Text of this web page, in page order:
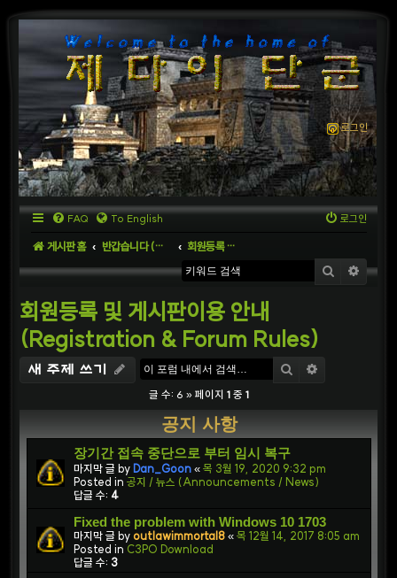
로그인
FAQ To English 로그인
게시판 홈 반갑습니다 (Welcome to the World) 회원등록 및 게시판이용 안내 (Registration & Forum Rules)
검색 상세
회원등록 및 게시판이용 안내
(Registration & Forum Rules)
새 주제 쓰기 검색
글 수: 6 » 페이지 1중 1
공지 사항
장기간 접속 중단으로 부터 임시 복구
마지막 글 by Dan_Goon « 목 3월 19, 2020 9:32 pm
Posted in 공지 / 뉴스 (Announcements / News)
답글 수: 4
Fixed the problem with Windows 10 1703
마지막 글 by outlawimmortal8 « 목 12월 14, 2017 8:05 am
Posted in C3PO Download
답글 수: 3